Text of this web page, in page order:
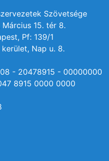
Szövetsége
15. tér 8.
Pf: 139/1
Nap u. 8.
- 20478915 - 00000000
8915 0000 0000